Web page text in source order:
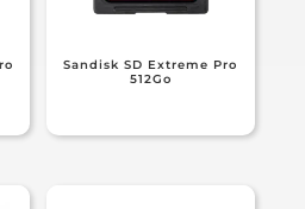
Sandisk SD Extreme Pro
512Go